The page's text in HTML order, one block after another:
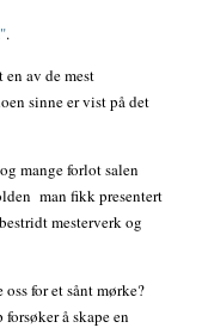
.
en av de mest
sinne er vist på det
mange forlot salen
man fikk presentert
mesterverk og
for et sånt mørke?
å skape en